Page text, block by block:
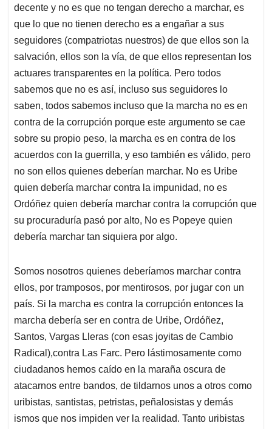
decente y no es que no tengan derecho a marchar, es
que lo que no tienen derecho es a engañar a sus
seguidores (compatriotas nuestros) de que ellos son la
salvación, ellos son la vía, de que ellos representan los
actuares transparentes en la política. Pero todos
sabemos que no es así, incluso sus seguidores lo
saben, todos sabemos incluso que la marcha no es en
contra de la corrupción porque este argumento se cae
sobre su propio peso, la marcha es en contra de los
acuerdos con la guerrilla, y eso también es válido, pero
no son ellos quienes deberían marchar. No es Uribe
quien debería marchar contra la impunidad, no es
Ordóñez quien debería marchar contra la corrupción que
su procuraduría pasó por alto, No es Popeye quien
debería marchar tan siquiera por algo.
Somos nosotros quienes deberíamos marchar contra
ellos, por tramposos, por mentirosos, por jugar con un
país. Si la marcha es contra la corrupción entonces la
marcha debería ser en contra de Uribe, Ordóñez,
Santos, Vargas Lleras (con esas joyitas de Cambio
Radical),contra Las Farc. Pero lástimosamente como
ciudadanos hemos caído en la maraña oscura de
atacarnos entre bandos, de tildarnos unos a otros como
uribistas, santistas, petristas, peñalosistas y demás
ismos que nos impiden ver la realidad. Tanto uribistas